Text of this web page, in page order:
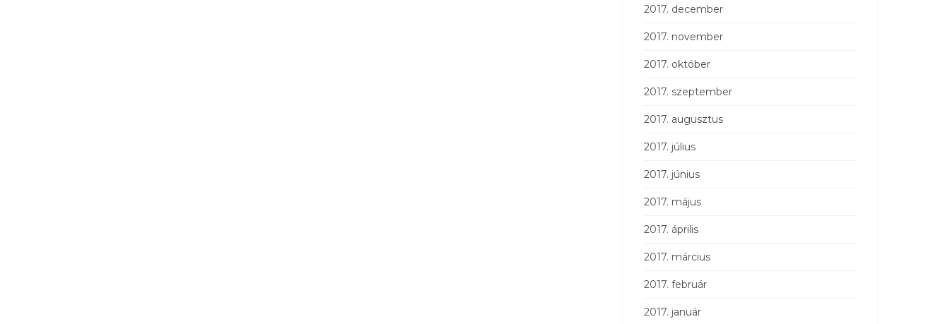
2017. december
2017. november
2017. október
2017. szeptember
2017. augusztus
2017. július
2017. június
2017. május
2017. április
2017. március
2017. február
2017. január